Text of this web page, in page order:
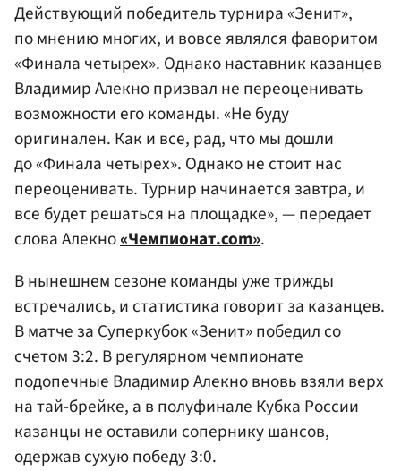
Действующий победитель турнира «Зенит»,
по мнению многих, и вовсе являлся фаворитом
«Финала четырех». Однако наставник казанцев
Владимир Алекно призвал не переоценивать
возможности его команды. «Не буду
оригинален. Как и все, рад, что мы дошли
до «Финала четырех». Однако не стоит нас
переоценивать. Турнир начинается завтра, и
все будет решаться на площадке», — передает
слова Алекно«Чемпионат.com».
В нынешнем сезоне команды уже трижды
встречались, и статистика говорит за казанцев.
В матче за Суперкубок «Зенит» победил со
счетом 3:2. В регулярном чемпионате
подопечные Владимир Алекно вновь взяли верх
на тай-брейке, а в полуфинале Кубка России
казанцы не оставили сопернику шансов,
одержав сухую победу 3:0.